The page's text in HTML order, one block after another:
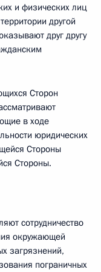
и физических лиц
другой
друг другу
Сторон
в ходе
юридических
Стороны
Стороны.
сотрудничество
окружающей
загрязнений,
пограничных